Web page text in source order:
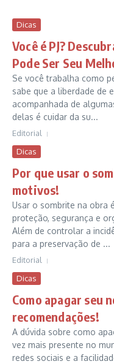
Dicas
Você é PJ?
Pode Ser Seu
Se você trabalha como
sabe que a liberdade de
acompanhada de
delas é cuidar da su...
Editorial
Dicas
Por que usar o
motivos!
Usar o sombrite na obra
proteção, segurança e
Além de controlar a
para a preservação de ...
Editorial
Dicas
Como apagar seu
recomendações!
A dúvida sobre como
vez mais presente no
redes sociais e a